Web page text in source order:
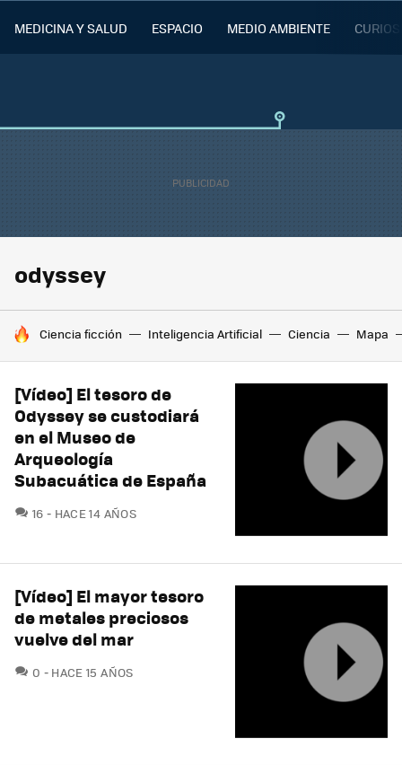
MEDICINA Y SALUD ESPACIO MEDIO AMBIENTE
odyssey
HOY SE HABLA DE
Ciencia ficción Inteligencia Artificial Ciencia Mapa
[Vídeo] El tesoro de
Odyssey se custodiará
en el Museo de
Arqueología
Subacuática de España
16 COMENTARIOS
HACE 14 AÑOS
[Vídeo] El mayor tesoro
de metales preciosos
vuelve del mar
0 COMENTARIOS
HACE 15 AÑOS